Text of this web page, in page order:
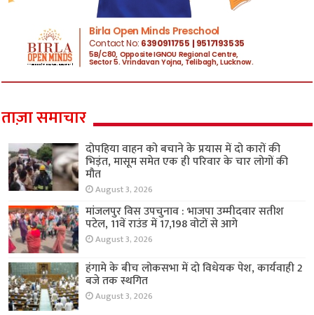
ताज़ा समाचार
दोपहिया वाहन को बचाने के प्रयास में दो कारों की
भिड़ंत, मासूम समेत एक ही परिवार के चार लोगों की
मौत
August 3, 2026
मांजलपुर विस उपचुनाव : भाजपा उम्मीदवार सतीश
पटेल, 11वें राउंड में 17,198 वोटों से आगे
August 3, 2026
हंगामे के बीच लोकसभा में दो विधेयक पेश, कार्यवाही 2
बजे तक स्थगित
August 3, 2026